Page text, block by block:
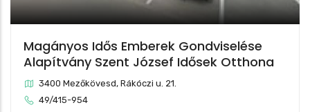
Magányos Idős Emberek Gondviselése
Alapítvány Szent József Idősek Otthona
3400 Mezőkövesd, Rákóczi u. 21.
49/415-954